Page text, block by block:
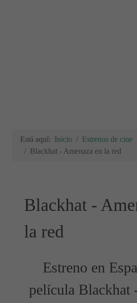
Está aquí: Inicio
Estrenos de cine
Blackhat - Amenaza en la red
Blackhat -
la red
Estreno en
película Blackhat